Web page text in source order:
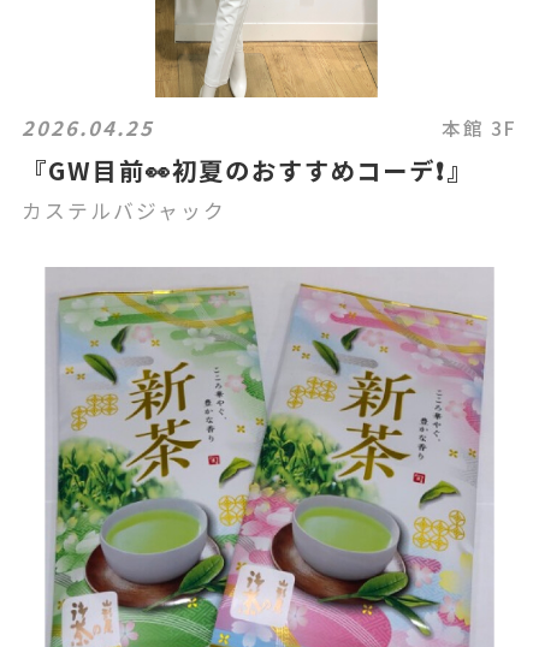
2026.04.25 本館 3F
『GW目前👀初夏のおすすめコーデ❗️』
カステルバジャック